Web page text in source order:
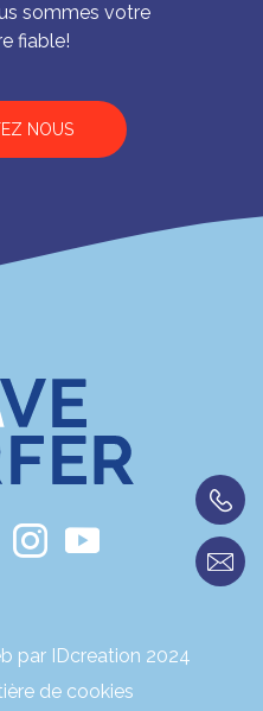
sommes votre
fiable!
NOUS
par IDcreation 2024
de cookies